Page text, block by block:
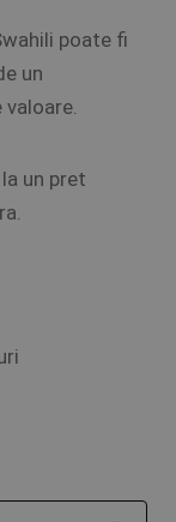
poate fi
un
un pret